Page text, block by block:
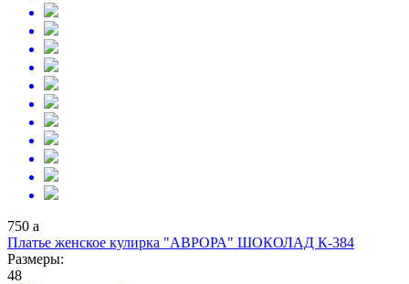
750 a
Платье женское кулирка "АВРОРА" ШОКОЛАД К-384
Размеры:
48